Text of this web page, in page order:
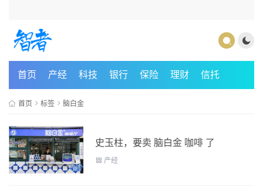
首页 产经 科技 银行 保险 理财 信托
首页 标签 脑白金
史玉柱，要卖 脑白金 咖啡 了
产经